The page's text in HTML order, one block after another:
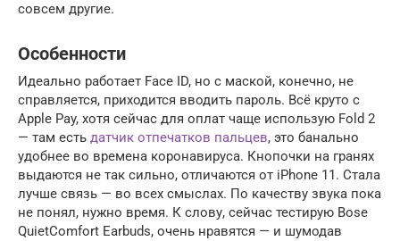
совсем другие.
Особенности
Идеально работает Face ID, но с маской, конечно, не
справляется, приходится вводить пароль. Всё круто с
Apple Pay, хотя сейчас для оплат чаще использую Fold 2
— там есть датчик отпечатков пальцев, это банально
удобнее во времена коронавируса. Кнопочки на гранях
выдаются не так сильно, отличаются от iPhone 11. Стала
лучше связь — во всех смыслах. По качеству звука пока
не понял, нужно время. К слову, сейчас тестирую Bose
QuietComfort Earbuds, очень нравятся — и шумодав